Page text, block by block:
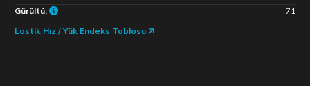
Gürültü:
71
Lastik Hız / Yük Endeks Tablosu